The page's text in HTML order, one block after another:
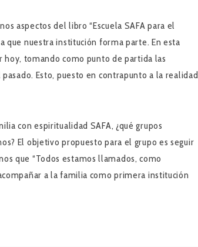
aspectos del libro “Escuela SAFA para el
que nuestra institución forma parte. En esta
tomando como punto de partida las
Esto, puesto en contrapunto a la realidad
con espiritualidad SAFA, ¿qué grupos
El objetivo propuesto para el grupo es seguir
que “Todos estamos llamados, como
a la familia como primera institución